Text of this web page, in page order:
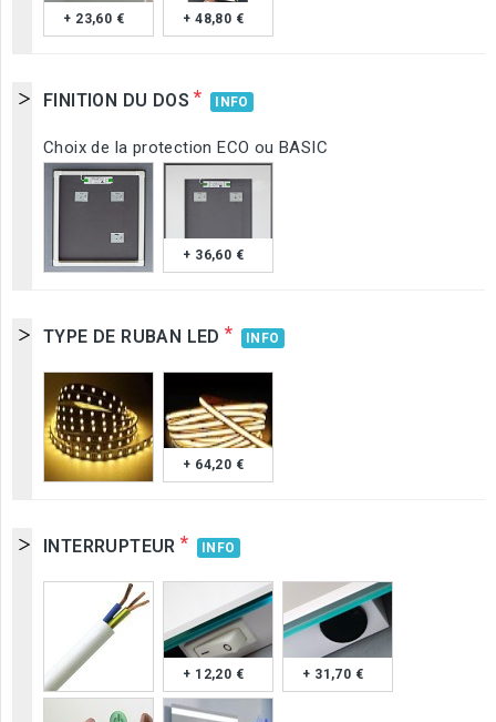
+ 23,60 € + 48,80 €
FINITION DU DOS* INFO
Choix de la protection ECO ou BASIC
+ 36,60 €
TYPE DE RUBAN LED* INFO
+ 64,20 €
INTERRUPTEUR* INFO
+ 12,20 € + 31,70 €